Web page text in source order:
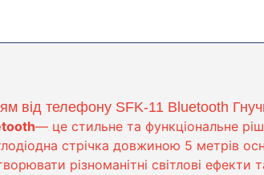
від телефону SFK-11 Bluetooth
— це стильне та функціональне
стрічка довжиною 5 метрів
різноманітні світлові ефекти